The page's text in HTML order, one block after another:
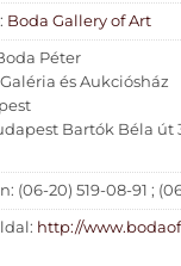
Boda Gallery of Art
Péter
és Aukciósház
Bartók Béla út
(06-20) 519-08-91 ;
http://